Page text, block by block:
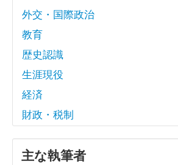
外交・国際政治
教育
歴史認識
生涯現役
経済
財政・税制
主な執筆者